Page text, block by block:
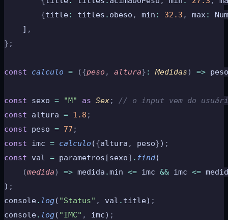
        {
title: titles . obeso , min : 32.3 , max:
    ]
,
};
const calculo = ({peso , altura} : Medidas) =>
const sexo = "M" as Sex;
// o input vem do
const altura = 1.8 ;
const peso = 77 ;
const imc = calculo ({altura , peso}) ;
const val = parametros[sexo] . find(
    (
medida) => medida .min <= imc && imc <=
) ;
console. log( "Status" , val . title) ;
console. log( "IMC" , imc) ;